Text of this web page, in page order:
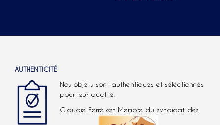
AUTHENTICITÉ
Nos objets sont authentiques et séléctionnés
pour leur qualité.
Claudie Ferré est Membre du syndicat des